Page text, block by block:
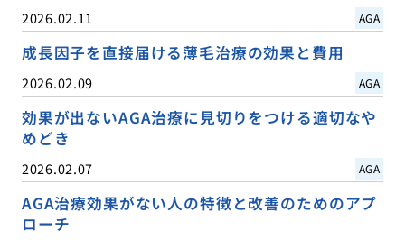
2026.02.11 AGA
成長因子を直接届ける薄毛治療の効果と費用
2026.02.09 AGA
効果が出ないAGA治療に見切りをつける適切なや
めどき
2026.02.07 AGA
AGA治療効果がない人の特徴と改善のためのアプ
ローチ